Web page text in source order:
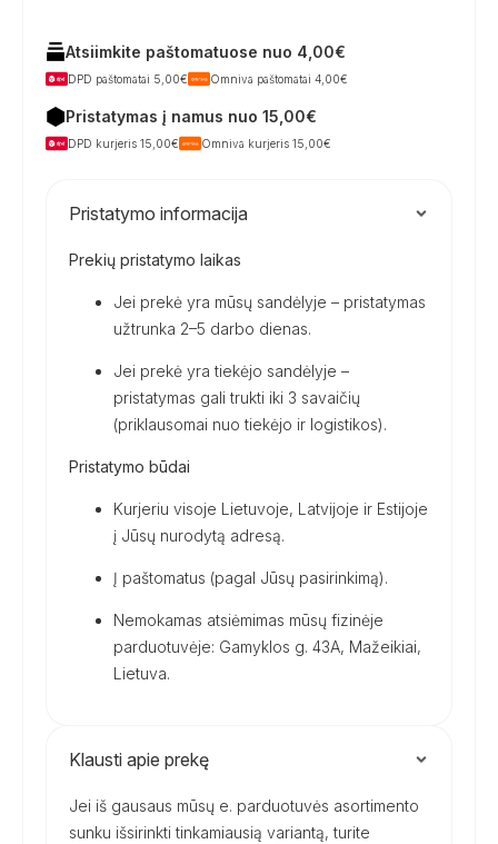
SND
ir
anestezinių
dujų
jutiklis
kemperiams
Atsiimkite paštomatuose nuo 4,00€
DPD paštomatai 5,00€ Omniva paštomatai 4,00€
Pristatymas į namus nuo 15,00€
DPD kurjeris 15,00€ Omniva kurjeris 15,00€
Pristatymo informacija
Prekių pristatymo laikas
Jei prekė yra mūsų sandėlyje – pristatymas
užtrunka 2–5 darbo dienas.
Jei prekė yra tiekėjo sandėlyje –
pristatymas gali trukti iki 3 savaičių
(priklausomai nuo tiekėjo ir logistikos).
Pristatymo būdai
Kurjeriu visoje Lietuvoje, Latvijoje ir Estijoje
į Jūsų nurodytą adresą.
Į paštomatus (pagal Jūsų pasirinkimą).
Nemokamas atsiėmimas mūsų fizinėje
parduotuvėje: Gamyklos g. 43A, Mažeikiai,
Lietuva.
Klausti apie prekę
Jei iš gausaus mūsų e. parduotuvės asortimento
sunku išsirinkti tinkamiausią variantą, turite